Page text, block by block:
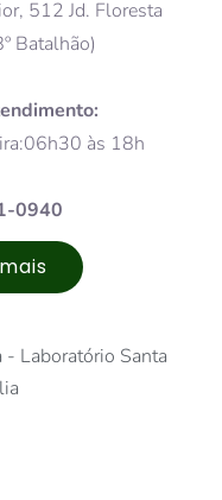
512 Jd. Floresta
Batalhão)
às 18h
0940